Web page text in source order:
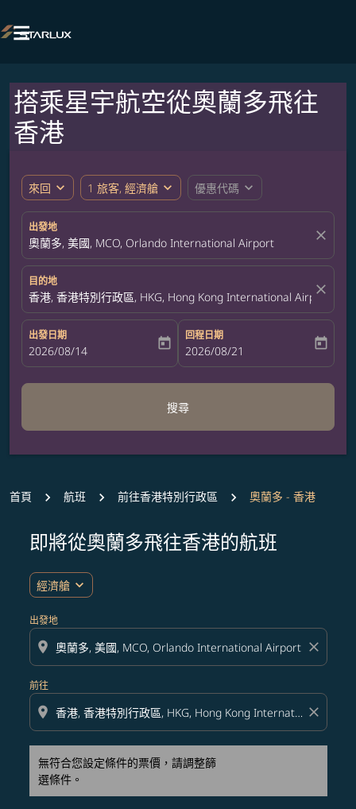

搭乘星宇航空從奧蘭多飛往
香港
來回 expand_more 1 旅客, 經濟艙 expand_more 優惠代碼 expand_more
出發地
奧蘭多, 美國, MCO, Orlando International Airport close
目的地
香港, 香港特別行政區, HKG, Hong Kong International Airport
close
出發日期
fc-booking-departure-date-aria-label
2026/08/14 today
回程日期
fc-booking-return-date-aria-label
2026/08/21 today
搜尋
首頁 航班 前往香港特別行政區 奧蘭多 - 香港
即將從奧蘭多飛往香港的航班
經濟艙 expand_more
出發地
location_on close
前往
location_on close
無符合您設定條件的票價，請調整篩
選條件。
無符合您設定條件的票價，請調整篩選條件。